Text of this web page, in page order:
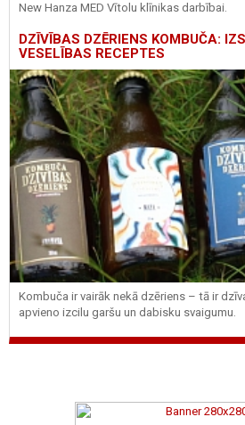
New Hanza MED Vītolu klīnikas darbībai.
DZĪVĪBAS DZĒRIENS KOMBUČA:
VESELĪBAS RECEPTES
Kombuča ir vairāk nekā dzēriens – tā ir
apvieno izcilu garšu un dabisku svaigumu.